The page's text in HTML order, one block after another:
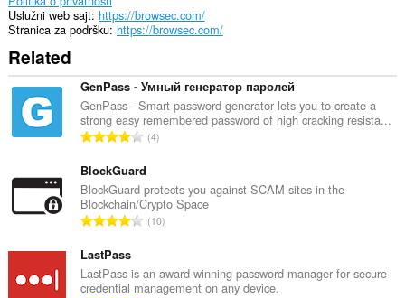
će
pristupupravljati
ekstenzijama.
Ova
ekstenzija
može
mijenjati
privatnost.
Ova
Vašim
proxy
Uslužni web sajt https://browsec.com/
Stranica za podršku https://browsec.com/
Related
GenPass - Умный генератор паролей
GenPass - Smart password generator lets you to create a
strong easy remembered password of high cracking resista...
U
u
p
a
n
o
4
BlockGuard
BlockGuard protects you against SCAM sites in the
Blockchain/Crypto Space
U
p
a
10
LastPass
LastPass is an award-winning password manager for secure
credential management on any device.